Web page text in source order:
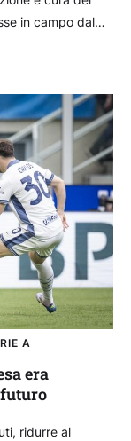
in campo dal
A
era
ridurre al